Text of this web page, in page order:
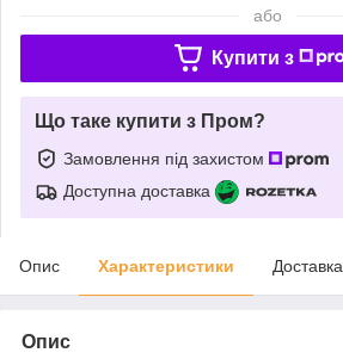
або
Купити з
Що таке купити з Пром?
Замовлення під захистом
Доступна доставка
Опис Характеристики Доставка
Опис